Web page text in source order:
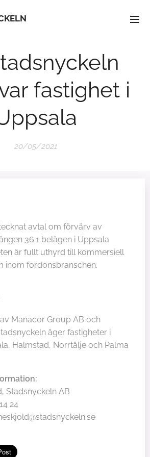
fastighet i
20/05/2021
avtal om förvärv av
36:1 belägen i Uppsala
är fullt uthyrd till kommersiell
inom fordonsbranschen.
Manacor Group AB och
äger fastigheter i
Halmstad, Norrtälje och Palma
Stadsnyckeln AB
24